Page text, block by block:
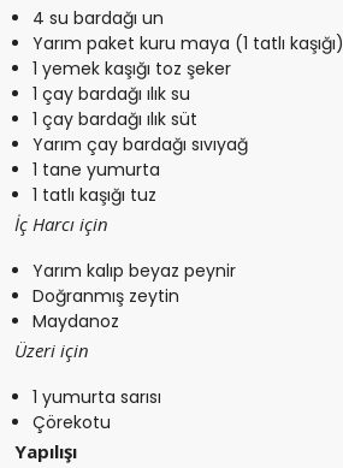
4 su bardağı un
Yarım paket kuru maya (1 tatlı kaşığı)
1 yemek kaşığı toz şeker
1 çay bardağı ılık su
1 çay bardağı ılık süt
Yarım çay bardağı sıvıyağ
1 tane yumurta
1 tatlı kaşığı tuz
İç Harcı için
Yarım kalıp beyaz peynir
Doğranmış zeytin
Maydanoz
Üzeri için
1 yumurta sarısı
Çörekotu
Yapılışı